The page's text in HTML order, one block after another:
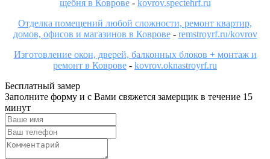
щебня в Коврове- kovrov.spectehrf.ru
Отделка помещений любой сложности, ремонт квартир,
домов, офисов и магазинов в Коврове- remstroyrf.ru/kovrov
Изготовление окон, дверей, балконных блоков + монтаж и
ремонт в Коврове - kovrov.oknastroyrf.ru
Бесплатный замер
Заполните форму и с Вами свяжется замерщик в течение 15
минут